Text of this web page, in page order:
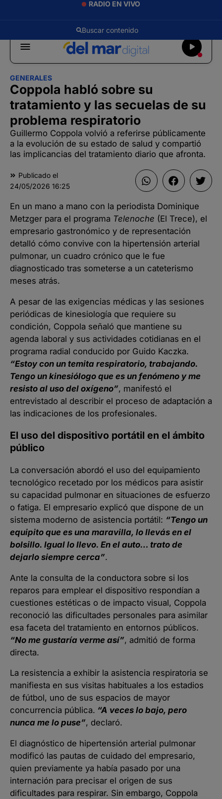
RADIO EN VIVO
GENERALES
Coppola habló sobre su
tratamiento y las secuelas de su
problema respiratorio
Guillermo Coppola volvió a referirse públicamente
a la evolución de su estado de salud y compartió
las implicancias del tratamiento diario que afronta.
Publicado el
24/05/2026 16:25
En un mano a mano con la periodista Dominique
Metzger para el programa Telenoche (El Trece), el
empresario gastronómico y de representación
detalló cómo convive con la hipertensión arterial
pulmonar, un cuadro crónico que le fue
diagnosticado tras someterse a un cateterismo
meses atrás.
A pesar de las exigencias médicas y las sesiones
periódicas de kinesiología que requiere su
condición, Coppola señaló que mantiene su
agenda laboral y sus actividades cotidianas en el
programa radial conducido por Guido Kaczka.
“Estoy con un temita respiratorio, trabajando.
Tengo un kinesiólogo que es un fenómeno y me
resisto al uso del oxígeno”, manifestó el
entrevistado al describir el proceso de adaptación a
las indicaciones de los profesionales.
El uso del dispositivo portátil en el ámbito
público
La conversación abordó el uso del equipamiento
tecnológico recetado por los médicos para asistir
su capacidad pulmonar en situaciones de esfuerzo
o fatiga. El empresario explicó que dispone de un
sistema moderno de asistencia portátil: “Tengo un
equipito que es una maravilla, lo llevás en el
bolsillo. Igual lo llevo. En el auto… trato de
dejarlo siempre cerca”.
Ante la consulta de la conductora sobre si los
reparos para emplear el dispositivo respondían a
cuestiones estéticas o de impacto visual, Coppola
reconoció las dificultades personales para asimilar
esa faceta del tratamiento en entornos públicos.
“No me gustaría verme así”, admitió de forma
directa.
La resistencia a exhibir la asistencia respiratoria se
manifiesta en sus visitas habituales a los estadios
de fútbol, uno de sus espacios de mayor
concurrencia pública. “A veces lo bajo, pero
nunca me lo puse”, declaró.
El diagnóstico de hipertensión arterial pulmonar
modificó las pautas de cuidado del empresario,
quien previamente ya había pasado por una
internación para precisar el origen de sus
dificultades para respirar. Sin embargo, Coppola